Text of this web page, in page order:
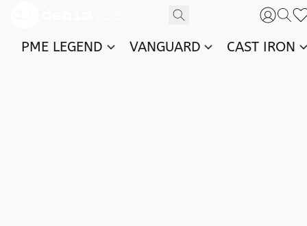
PME LEGEND VANGUARD CAST IRON